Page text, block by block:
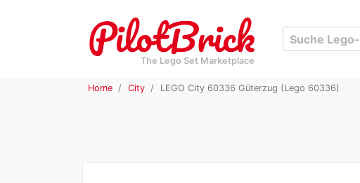
The Lego Set Marketplace
Home City LEGO City 60336 Güterzug (Lego 60336)